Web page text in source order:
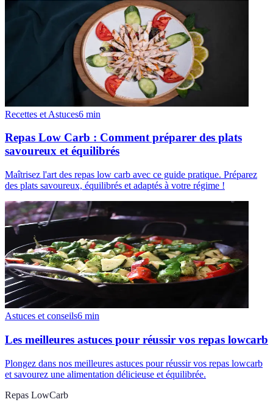
Recettes et Astuces6 min
Repas Low Carb : Comment préparer des plats
savoureux et équilibrés
Maîtrisez l'art des repas low carb avec ce guide pratique. Préparez
des plats savoureux, équilibrés et adaptés à votre régime !
Astuces et conseils6 min
Les meilleures astuces pour réussir vos repas lowcarb
Plongez dans nos meilleures astuces pour réussir vos repas lowcarb
et savourez une alimentation délicieuse et équilibrée.
Repas LowCarb